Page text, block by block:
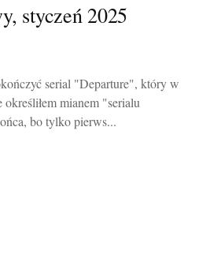
styczeń 2025
serial "Departure", który w
mianem "serialu
bo tylko pierws...